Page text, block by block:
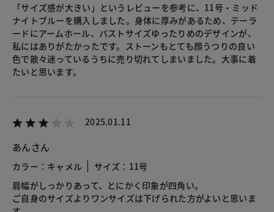
「サイズ感が大きい」というレビューを参考に、11号・ミッド
ナイトブルーを購入しました。身体に厚みがあるため、テーラ
ードにアームホール、バストサイズゆったりめのデザインが、
私にはありがたかったです。ストーンもとても顔うつりの良い
色で散々迷っているうちに売り切れてしまいました。大事に着
たいと思います。
2025.01.11
あんさん
カラー：キャメル
サイズ：11号
肩幅がしっかりあって、とにかく印象が四角い。
ご自身のサイズよりワンサイズは下げられた方がよいと思いま